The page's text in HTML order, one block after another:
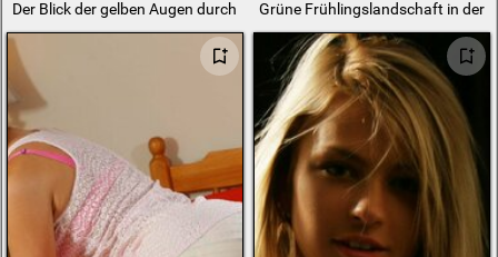
Der Blick der gelben Augen durch die schottische Hängematte
Grüne Frühlingslandschaft in der